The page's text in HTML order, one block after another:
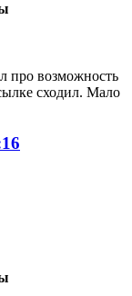
про возможность
сходил. Мало